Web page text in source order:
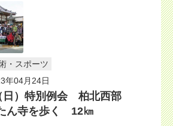
・スポーツ
年04月24日
日）特別例会 柏北西部
ん寺を歩く 12㎞